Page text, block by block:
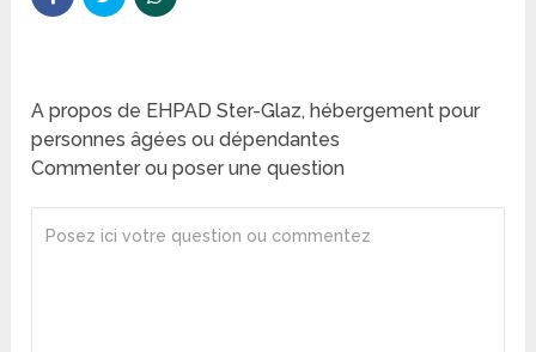
A propos de EHPAD Ster-Glaz, hébergement pour
personnes âgées ou dépendantes
Commenter ou poser une question